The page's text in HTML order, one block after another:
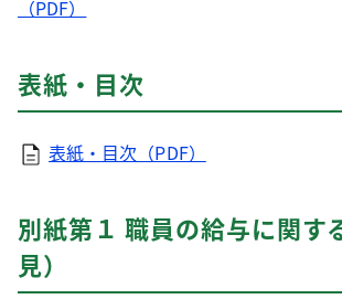
（PDF）
表紙・目次
表紙・目次（PDF）
別紙第１ 職員の給与に関す
見）